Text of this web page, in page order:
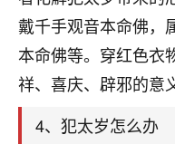
戴千手观音本命佛，
本命佛等。穿红色衣
祥、喜庆、辟邪的意
4、犯太岁怎么办
鹿森：你可以
啊！
太阳当空赵：
是我从找店开
址、风水、还
大环境不好，